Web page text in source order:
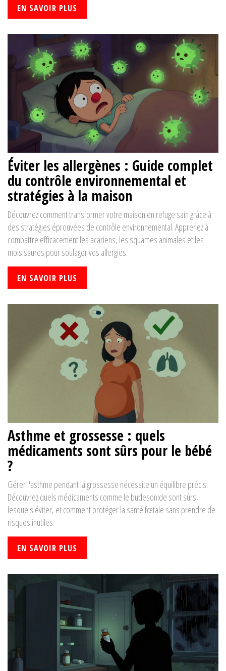
EN SAVOIR PLUS
Éviter les allergènes : Guide complet
du contrôle environnemental et
stratégies à la maison
Découvrez comment transformer votre maison en refuge sain grâce à
des stratégies éprouvées de contrôle environnemental. Apprenez à
combattre efficacement les acariens, les squames animales et les
moisissures pour soulager vos allergies.
EN SAVOIR PLUS
Asthme et grossesse : quels
médicaments sont sûrs pour le bébé
?
Gérer l'asthme pendant la grossesse nécessite un équilibre précis.
Découvrez quels médicaments comme le budesonide sont sûrs,
lesquels éviter, et comment protéger la santé fœtale sans prendre de
risques inutiles.
EN SAVOIR PLUS